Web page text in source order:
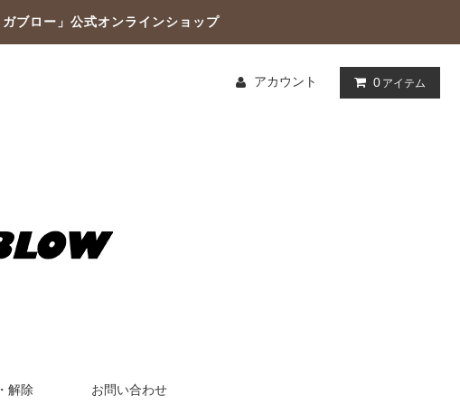
ブロー」公式オンラインショップ
アカウント 0 アイテム
解除 お問い合わせ